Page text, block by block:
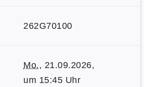
262G70100
Mo., 21.09.2026,
um 15:45 Uhr